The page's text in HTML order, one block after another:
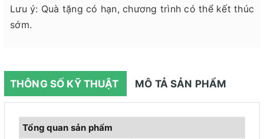
Lưu ý: Quà tặng có hạn, chương trình có thể kết thúc
sớm.
THÔNG SỐ KỸ THUẬT MÔ TẢ SẢN PHẨM
Tổng quan sản phẩm